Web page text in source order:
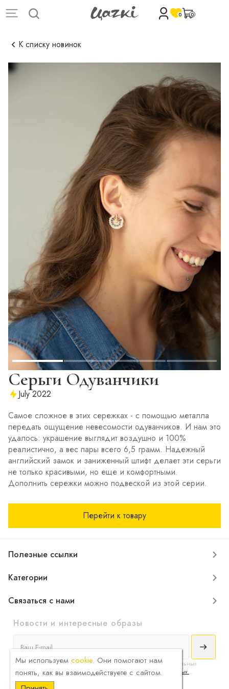
0 0
К списку новинок
Серьги Одуванчики
July 2022
Самое сложное в этих сережках - с помощью металла
передать ощущение невесомости одуванчиков. И нам это
удалось: украшение выглядит воздушно и 100%
реалистично, а вес пары всего 6,5 грамм. Надежный
английский замок и заниженный штифт делает эти серьги
не только красивыми, но еще и комфортными.
Дополнить сережки можно подвеской из этой серии.
Перейти к товару
Полезные ссылки
Категории
Связаться с нами
Новости и интересные образы
Я принимаюусловия соглашениясбора и обработки конфиденциальных
данных и ознакомлен сполитикой обработки персональных данных.
Мы используем cookie. Они помогают нам
понять, как вы взаимодействуете с сайтом.